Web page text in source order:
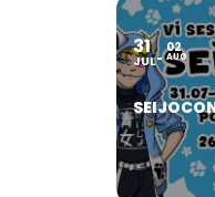
31
JUL
02
AUG